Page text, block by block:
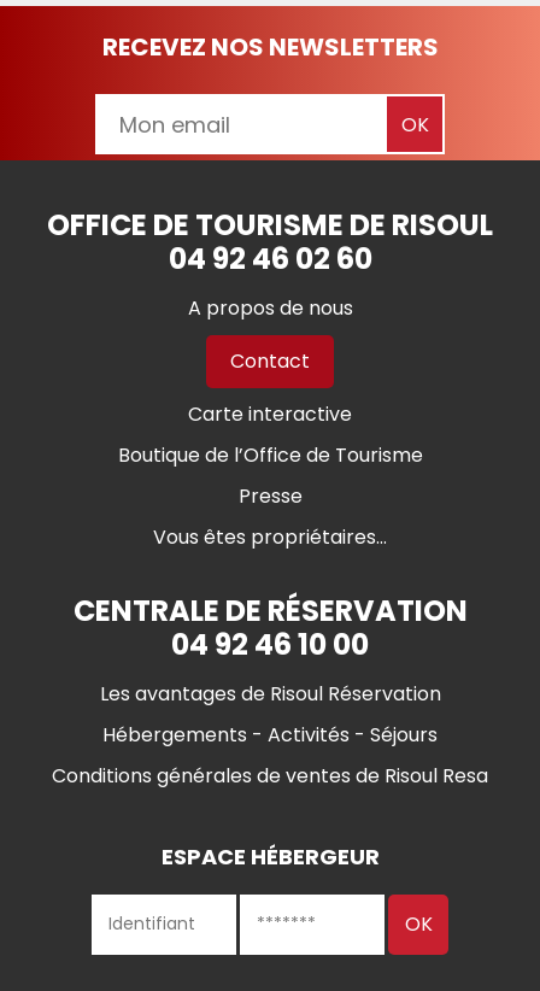
RECEVEZ NOS NEWSLETTERS
OFFICE DE TOURISME DE RISOUL
04 92 46 02 60
A propos de nous
Contact
Carte interactive
Boutique de l’Office de Tourisme
Presse
Vous êtes propriétaires...
CENTRALE DE RÉSERVATION
04 92 46 10 00
Les avantages de Risoul Réservation
Hébergements - Activités - Séjours
Conditions générales de ventes de Risoul Resa
ESPACE HÉBERGEUR